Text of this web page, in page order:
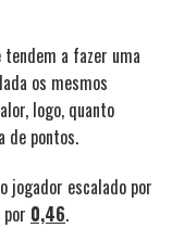
a fazer uma
os mesmos
logo, quanto
de pontos.
jogador escalado por
0,46.